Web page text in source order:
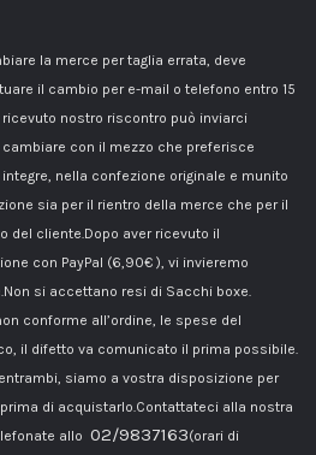
la merce per taglia errata, deve
il cambio per e-mail o telefono entro 15
nostro riscontro può inviarci
con il mezzo che preferisce
nella confezione originale e munito
sia per il rientro della merce che per il
del cliente.Dopo aver ricevuto il
con PayPal (6,90€ ), vi invieremo
si accettano resi di Sacchi boxe.
conforme all’ordine, le spese del
il difetto va comunicato il prima possibile.
siamo a vostra disposizione per
di acquistarlo.Contattateci alla nostra
allo 02/9837163(orari di